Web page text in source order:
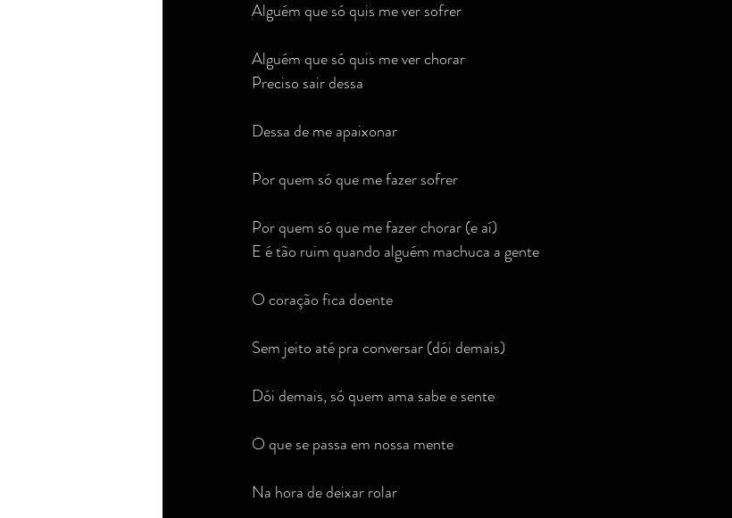
Alguém que só quis me ver sofrer
Alguém que só quis me ver chorar
Preciso sair dessa
Dessa de me apaixonar
Por quem só que me fazer sofrer
Por quem só que me fazer chorar (e aí)
E é tão ruim quando alguém machuca a gente
O coração fica doente
Sem jeito até pra conversar (dói demais)
Dói demais, só quem ama sabe e sente
O que se passa em nossa mente
Na hora de deixar rolar